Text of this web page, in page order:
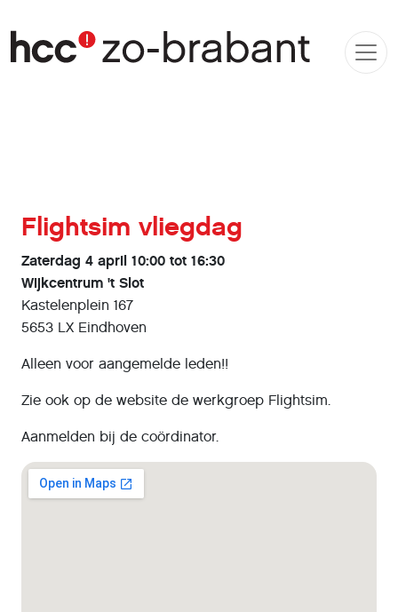
Flightsim vliegdag
Zaterdag 4 april 10:00 tot 16:30
Wijkcentrum 't Slot
Kastelenplein 167
5653 LX Eindhoven
Alleen voor aangemelde leden!!
Zie ook op de website de werkgroep Flightsim.
Aanmelden bij de coördinator.